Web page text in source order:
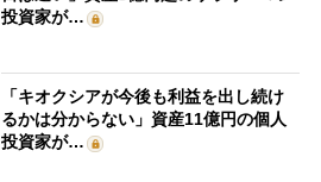
投資家が…
「キオクシアが今後も利益を出し続け
るかは分からない」資産11億円の個人
投資家が…